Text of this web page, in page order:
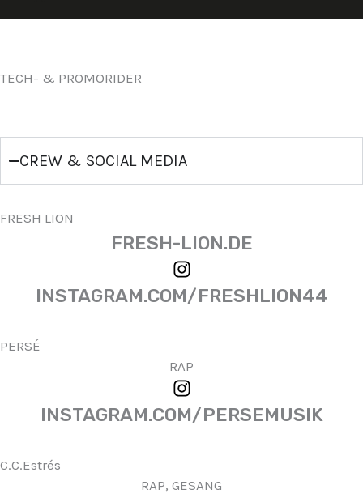
TECH- & PROMORIDER
CREW & SOCIAL MEDIA
FRESH LION
FRESH-LION.DE
INSTAGRAM.COM/FRESHLION44
PERSÉ
RAP
INSTAGRAM.COM/PERSEMUSIK
C.C.Estrés
RAP, GESANG